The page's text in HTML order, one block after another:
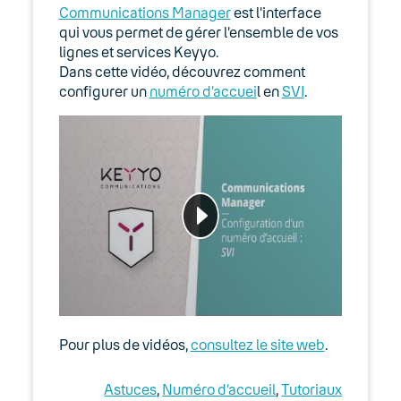
Manager : Gestion des fichiers audio
Premiers pas
Tutoriaux
Configurer un numéro d’accueil en file
Configurer un numéro d’accueil en
Groupe d’Appel depuis Manager
Configurer un numéro d’accueil en
SVI depuis Manager
Paramétrer un profil de renvoi d’appel
depuis Manager
Communications Managerest l’interface
qui vous permet de gérer l’ensemble de vos
lignes et services Keyyo.
Dans cette vidéo, découvrez comment
configurer un numéro d’accueil enSVI.
Pour plus de vidéos,consultez le site web.
Astuces, Numéro d’accueil, Tutoriaux